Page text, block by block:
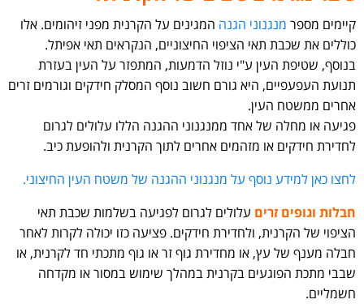
קיימים מספר מנגנוני הגנה המגינים על הקרנית מפני זיהומים. אלו
כוללים את שכבת תאי הציפוי החיצוניים, הנקראים תאי אפיתל.
בנוסף, שטיפת העין ע"י נוזל הדמעות, המתפזר על העין בעזרת
תנועת העפעפיים, היא גורם חשוב נוסף המסלק חידקים וגורמים זרים
אחרים ממשטח העין.
פגיעה או מחלה של אחד ממנגנוני ההגנה הללו עלולים לגרום
לחדירת חידקים או מזהמים אחרים לתוך הקרנית ולהופעת כיב.
לחצו כאן למידע נוסף על מנגנוני ההגנה של משטח העין החיצוני.
חבלות וגופים זרים עלולים לגרום לפגיעה בשלמות שכבת תאי
הציפוי של הקרנית, ולחדירת חידקים. פציעה כזו יכולה לקרות לאחר
חבלה מענף של עץ, או מחדירת גוף זר או גוף מתכתי חד לקרנית, או
שבבי מתכת הפוגעים בקרנית במהלך שימוש במסור או מקדחה
חשמליים.